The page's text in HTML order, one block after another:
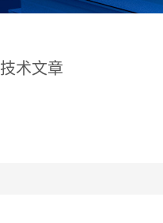
技术文章